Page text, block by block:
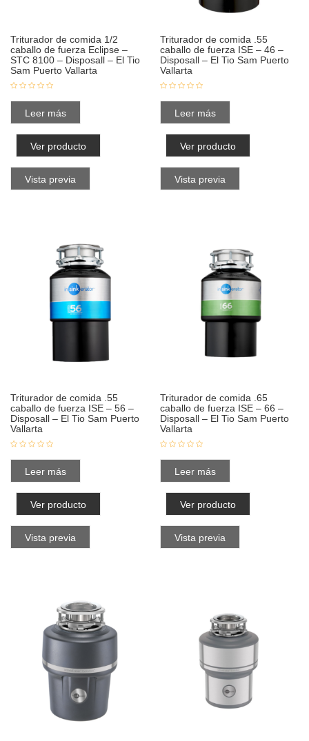
Triturador de comida 1/2
caballo de fuerza Eclipse –
STC 8100 – Disposall – El Tio
Sam Puerto Vallarta
Leer más
Ver producto
Vista previa
Triturador de comida .55
caballo de fuerza ISE – 46 –
Disposall – El Tio Sam Puerto
Vallarta
Leer más
Ver producto
Vista previa
Triturador de comida .55
caballo de fuerza ISE – 56 –
Disposall – El Tio Sam Puerto
Vallarta
Leer más
Ver producto
Vista previa
Triturador de comida .65
caballo de fuerza ISE – 66 –
Disposall – El Tio Sam Puerto
Vallarta
Leer más
Ver producto
Vista previa